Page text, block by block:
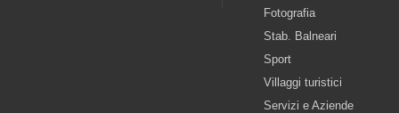
Fotografia
Stab. Balneari
Sport
Villaggi turistici
Servizi e Aziende